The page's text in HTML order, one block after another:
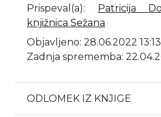
Prispeval(a): Patricija
knjižnica Sežana
Objavljeno: 28.06.2022
Zadnja sprememba:
ODLOMEK IZ KNJIGE